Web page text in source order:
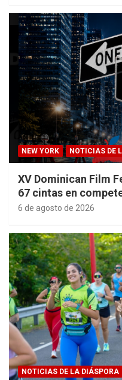
NEW YORK NOTICIAS DE
XV Dominican Film
67 cintas en
6 de agosto de 2026
NOTICIAS DE LA DIÁSPORA